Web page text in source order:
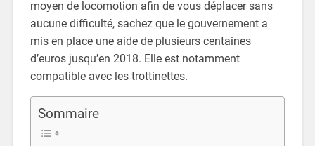
moyen de locomotion afin de vous déplacer sans
aucune difficulté, sachez que le gouvernement a
mis en place une aide de plusieurs centaines
d’euros jusqu’en 2018. Elle est notamment
compatible avec les trottinettes.
Sommaire